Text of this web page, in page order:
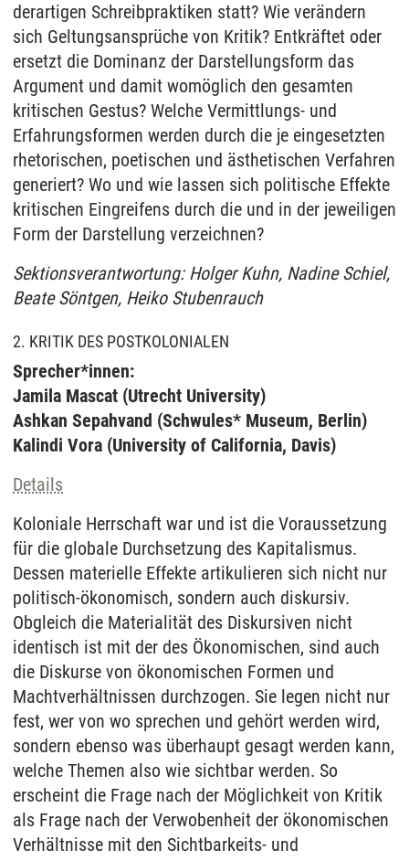
derartigen Schreibpraktiken statt? Wie verändern
sich Geltungsansprüche von Kritik? Entkräftet oder
ersetzt die Dominanz der Darstellungsform das
Argument und damit womöglich den gesamten
kritischen Gestus? Welche Vermittlungs- und
Erfahrungsformen werden durch die je eingesetzten
rhetorischen, poetischen und ästhetischen Verfahren
generiert? Wo und wie lassen sich politische Effekte
kritischen Eingreifens durch die und in der jeweiligen
Form der Darstellung verzeichnen?
Sektionsverantwortung: Holger Kuhn, Nadine Schiel,
Beate Söntgen, Heiko Stubenrauch
2. KRITIK DES POSTKOLONIALEN
Sprecher*innen:
Jamila Mascat (Utrecht University)
Ashkan Sepahvand (Schwules* Museum, Berlin)
Kalindi Vora (University of California, Davis)
Details
Koloniale Herrschaft war und ist die Voraussetzung
für die globale Durchsetzung des Kapitalismus.
Dessen materielle Effekte artikulieren sich nicht nur
politisch-ökonomisch, sondern auch diskursiv.
Obgleich die Materialität des Diskursiven nicht
identisch ist mit der des Ökonomischen, sind auch
die Diskurse von ökonomischen Formen und
Machtverhältnissen durchzogen. Sie legen nicht nur
fest, wer von wo sprechen und gehört werden wird,
sondern ebenso was überhaupt gesagt werden kann,
welche Themen also wie sichtbar werden. So
erscheint die Frage nach der Möglichkeit von Kritik
als Frage nach der Verwobenheit der ökonomischen
Verhältnisse mit den Sichtbarkeits- und